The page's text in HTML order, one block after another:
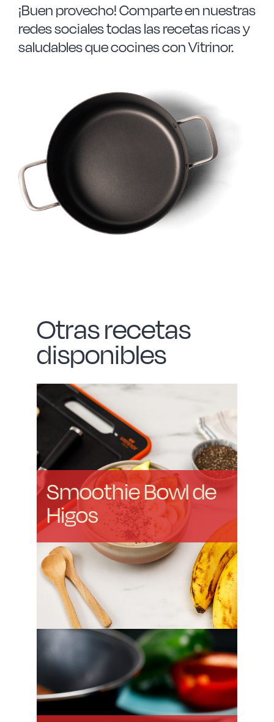
¡Buen provecho! Comparte en nuestras
redes sociales todas las recetas ricas y
saludables que cocines con Vitrinor.
Otras recetas
disponibles
Smoothie Bowl de
Higos